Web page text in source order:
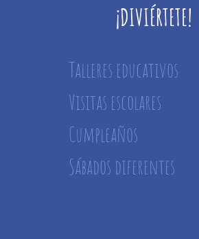
¡DIVIÉRTETE!
Talleres educativos
Visitas escolares
Cumpleaños
Sábados diferentes